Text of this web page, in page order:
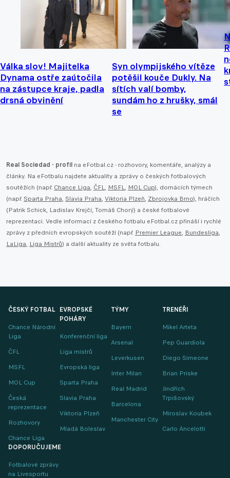
Válka slov! Majitelka
Dynama ostře zaútočila
na zástupce kraje, padla
drsná obvinění
Syn olympijského vítěze
potěšil kouče Dukly. Na
sítích valí bomby,
sundám ho z hrušky, smál
se
Real Sociedad - profil na eFotbal.cz - rozhovory, komentáře, analýzy a
články. Na eFotbalu najdete aktuality a zprávy o českých fotbalových
soutěžích (např. Chance Liga, ČFL, MSFL, MOL Cup), domácích týmech
(např. Sparta Praha, Slavia Praha, Viktoria Plzeň, Zbrojovka Brno), hráčích
(Patrik Schick, Ladislav Krejčí, Tomáš Chorý) a české fotbalové
reprezentaci. Vedle informací z českého fotbalu eFotbal.cz přináší i rychlé
zprávy z předních evropských soutěží (např. Premier League, Bundesliga,
LaLiga, Liga Mistrů) a další aktuality ze světa fotbalu.
ČESKÝ FOTBAL
Chance Národní
Liga
ČFL
MSFL
MOL Cup
Česká
reprezentace
Rozhovory
Chance Liga
EVROPSKÉ
POHÁRY
Konferenční liga
Liga mistrů
Evropská liga
Sparta Praha
Slavia Praha
Viktoria Plzeň
Mladá Boleslav
TÝMY
Bayern
Arsenal
Leverkusen
Inter Milan
Real Madrid
Barcelona
Manchester City
TRENÉŘI
Mikel Arteta
Pep Guardiola
Diego Simeone
Brian Priske
Jindřich
Trpišovský
Miroslav Koubek
Carlo Ancelotti
DOPORUČUJEME
Fotbalové zprávy
na Livesportu